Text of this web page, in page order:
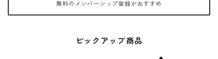
無料のメンバーシップ登録がおすすめ
ピックアップ商品